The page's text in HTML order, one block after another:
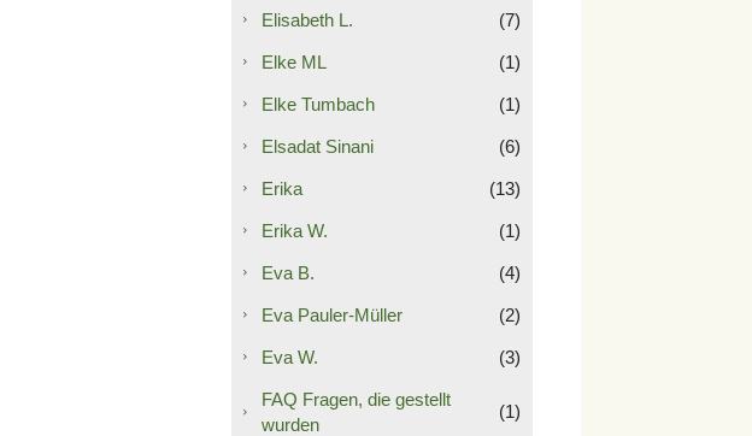
Elisabeth L. (7)
Elke ML (1)
Elke Tumbach (1)
Elsadat Sinani (6)
Erika (13)
Erika W. (1)
Eva B. (4)
Eva Pauler-Müller (2)
Eva W. (3)
FAQ Fragen, die gestellt
wurden
(1)